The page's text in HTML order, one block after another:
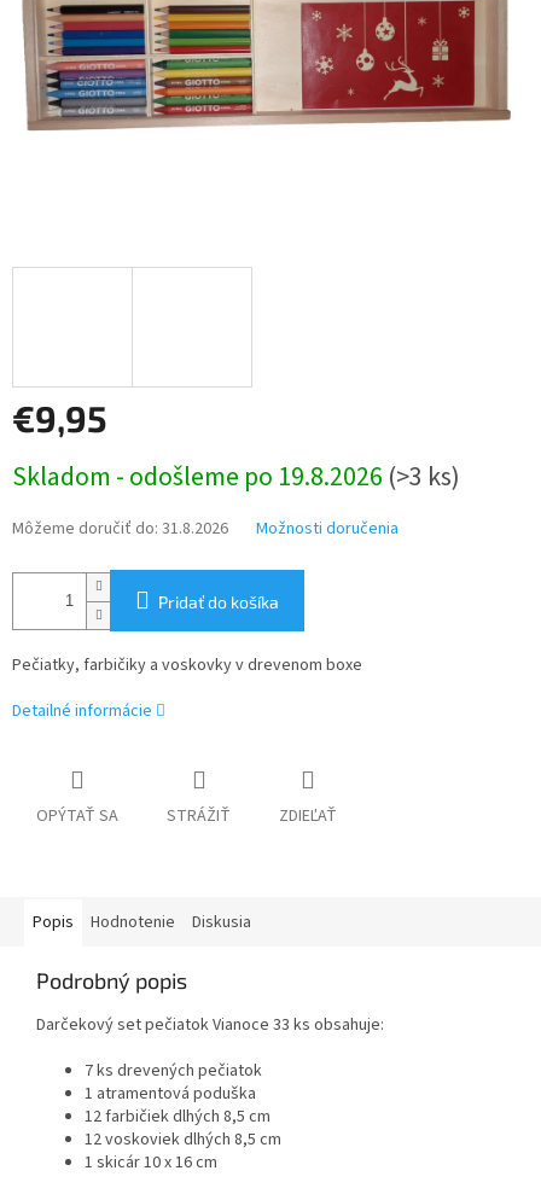
€9,95
cena:
Skladom - odošleme po 19.8.2026 (>3 ks)
Môžeme doručiť do: 31.8.2026 Možnosti doručenia
Pridať do košíka
Pečiatky, farbičiky a voskovky v drevenom boxe
Detailné informácie
OPÝTAŤ SA STRÁŽIŤ ZDIEĽAŤ
Popis Hodnotenie Diskusia
Podrobný popis
Darčekový set pečiatok Vianoce 33 ks obsahuje:
7 ks drevených pečiatok
1 atramentová poduška
12 farbičiek dlhých 8,5 cm
12 voskoviek dlhých 8,5 cm
1 skicár 10 x 16 cm